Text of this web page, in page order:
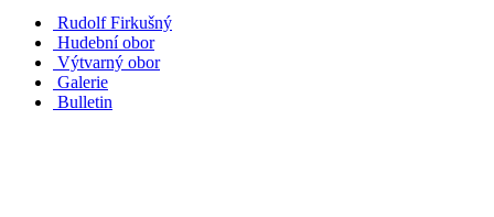
Rudolf Firkušný
Hudební obor
Výtvarný obor
Galerie
Bulletin